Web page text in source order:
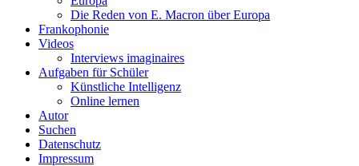
Die Reden von E. Macron über Europa
Frankophonie
Videos
Interviews imaginaires
Aufgaben für Schüler
Künstliche Intelligenz
Online lernen
Autor
Suchen
Datenschutz
Impressum